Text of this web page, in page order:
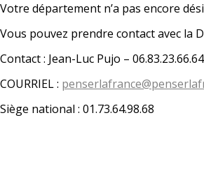
Votre département n’a pas encore
Vous pouvez prendre contact avec la
Contact : Jean-Luc Pujo – 06.83.23.66.64
COURRIEL :
Siège national : 01.73.64.98.68